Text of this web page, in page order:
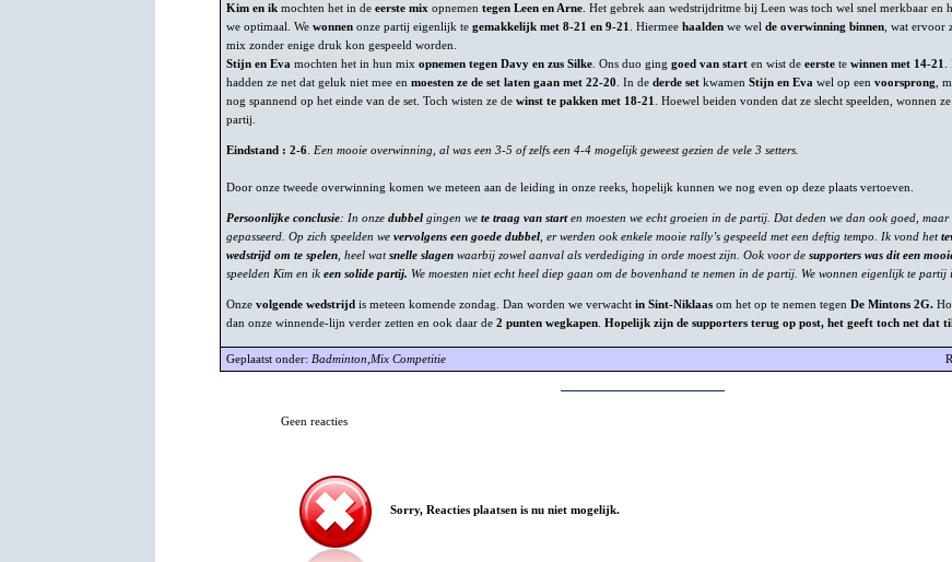
Kim en ik mochten het in de eerste mix opnemen tegen Leen en Arne . Het gebrek aan wedstrijdritme bij Leen was toch wel snel merkbaar en
we optimaal. We wonnen onze partij eigenlijk te gemakkelijk met 8-21 en 9-21 . Hiermee haalden we wel de overwinning binnen , wat ervoor
mix zonder enige druk kon gespeeld worden.
Stijn en Eva mochten het in hun mix opnemen tegen Davy en zus Silke . Ons duo ging goed van start en wist de eerste te winnen met 14-21
hadden ze net dat geluk niet mee en moesten ze de set laten gaan met 22-20 . In de derde set kwamen Stijn en Eva wel op een voorsprong ,
nog spannend op het einde van de set. Toch wisten ze de winst te pakken met 18-21
. Hoewel beiden vonden dat ze slecht speelden, wonnen
partij.
Eindstand : 2-6 Een mooie overwinning, al was een 3-5 of zelfs een 4-4 mogelijk geweest gezien de vele 3 setters.
Door onze tweede overwinning komen we meteen aan de leiding in onze reeks, hopelijk kunnen we nog even op deze plaats vertoeven.
Persoonlijke conclusie: In onze dubbel gingen we te traag van starten moesten we echt groeien in de partij. Dat deden we dan ook goed, maar
gepasseerd. Op zich speelden we vervolgens een goede dubbel , er werden ook enkele mooie rally’s gespeeld met een deftig tempo. Ik vond het
wedstrijd om te spelen , heel watsnelle slagen waarbij zowel aanval als verdediging in orde moest zijn. Ook voor de supporters was dit een
speelden Kim en ik een solide partij. We moesten niet echt heel diep gaan om de bovenhand te nemen in de partij. We wonnen eigenlijk te partij
Onze volgende wedstrijd is meteen komende zondag. Dan worden we verwacht in Sint-Niklaas om het op te nemen tegen De Mintons 2G.
dan onze winnende-lijn verder zetten en ook daar de 2 punten wegkapen Hopelijk zijn de supporters terug op post, het geeft toch net dat
Geplaatst onder: Badminton Mix Competitie
Geen reacties
Sorry, Reacties plaatsen is nu niet mogelijk.